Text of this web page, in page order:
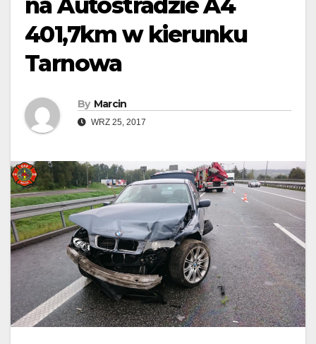
401,7km w kierunku
Tarnowa
By Marcin
WRZ 25, 2017